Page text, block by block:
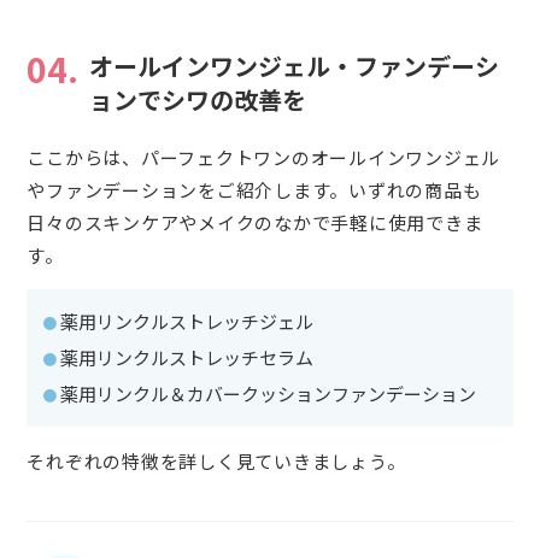
04. オールインワンジェル・ファンデーシ
ョンでシワの改善を
ここからは、パーフェクトワンのオールインワンジェル
やファンデーションをご紹介します。いずれの商品も
日々のスキンケアやメイクのなかで手軽に使用できま
す。
薬用リンクルストレッチジェル
薬用リンクルストレッチセラム
薬用リンクル＆カバークッションファンデーション
それぞれの特徴を詳しく見ていきましょう。